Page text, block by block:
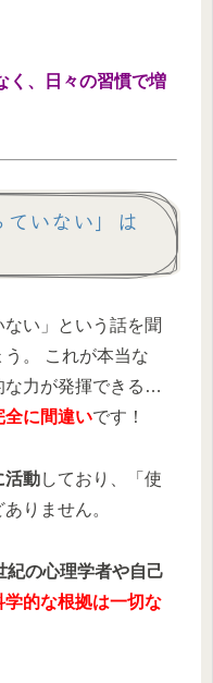
く、日々の習慣で増
いない」は
ない」という話を聞
。 これが本当な
な力が発揮できる…
全に間違いです！
活動しており、「使
りません。
紀の心理学者や自己
学的な根拠は一切な